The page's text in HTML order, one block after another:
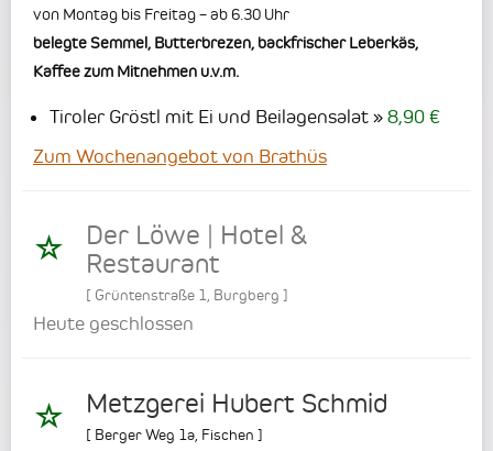
von Montag bis Freitag – ab 6.30 Uhr
belegte Semmel, Butterbrezen, backfrischer Leberkäs,
Kaffee zum Mitnehmen u.v.m.
Tiroler Gröstl mit Ei und Beilagensalat
8,90 €
Zum Wochenangebot von Brathüs
Der Löwe | Hotel &
Restaurant
[ Grüntenstraße 1, Burgberg ]
Heute geschlossen
Metzgerei Hubert Schmid
[ Berger Weg 1a Fischen ]